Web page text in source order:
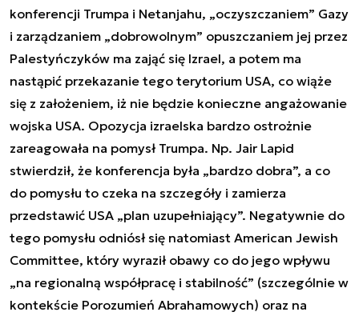
konferencji Trumpa i Netanjahu, „oczyszczaniem” Gazy
i zarządzaniem „dobrowolnym” opuszczaniem jej przez
Palestyńczyków ma zająć się Izrael, a potem ma
nastąpić przekazanie tego terytorium USA, co wiąże
się z założeniem, iż nie będzie konieczne angażowanie
wojska USA. Opozycja izraelska bardzo ostrożnie
zareagowała na pomysł Trumpa. Np. Jair Lapid
stwierdził, że konferencja była „bardzo dobra”, a co
do pomysłu to czeka na szczegóły i zamierza
przedstawić USA „plan uzupełniający”. Negatywnie do
tego pomysłu odniósł się natomiast American Jewish
Committee, który wyraził obawy co do jego wpływu
„na regionalną współpracę i stabilność” (szczególnie w
kontekście Porozumień Abrahamowych) oraz na